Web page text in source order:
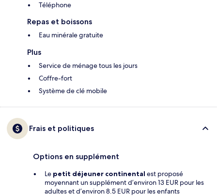
Téléphone
Repas et boissons
Eau minérale gratuite
Plus
Service de ménage tous les jours
Coffre-fort
Système de clé mobile
Frais et politiques
Options en supplément
Le petit déjeuner continental est proposé
moyennant un supplément d’environ 13 EUR pour les
adultes et d’environ 8.5 EUR pour les enfants